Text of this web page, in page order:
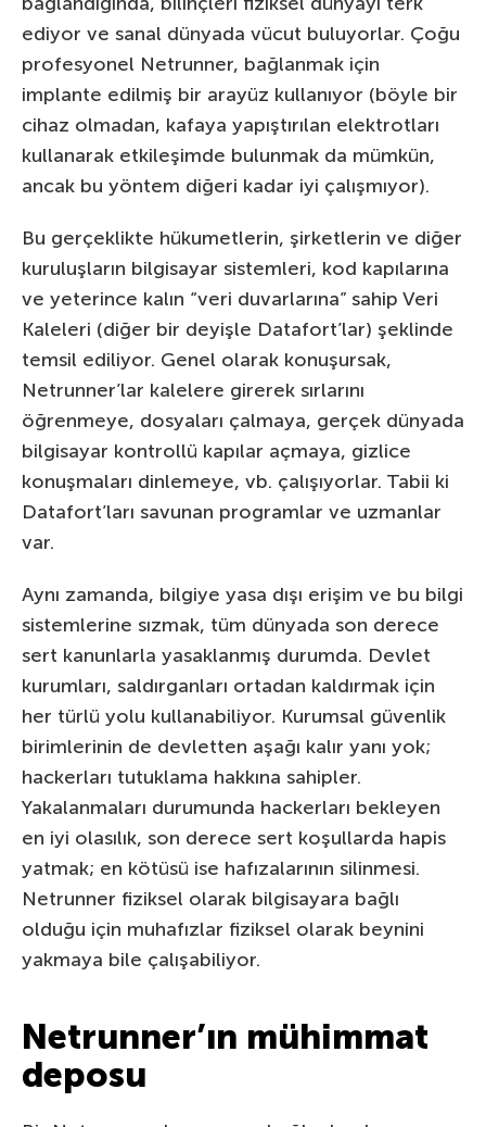
ediyor ve sanal dünyada vücut buluyorlar. Çoğu
profesyonel Netrunner, bağlanmak için
implante edilmiş bir arayüz kullanıyor (böyle bir
cihaz olmadan, kafaya yapıştırılan elektrotları
kullanarak etkileşimde bulunmak da mümkün,
ancak bu yöntem diğeri kadar iyi çalışmıyor).
Bu gerçeklikte hükumetlerin, şirketlerin ve diğer
kuruluşların bilgisayar sistemleri, kod kapılarına
ve yeterince kalın “veri duvarlarına” sahip Veri
Kaleleri (diğer bir deyişle Datafort’lar) şeklinde
temsil ediliyor. Genel olarak konuşursak,
Netrunner’lar kalelere girerek sırlarını
öğrenmeye, dosyaları çalmaya, gerçek dünyada
bilgisayar kontrollü kapılar açmaya, gizlice
konuşmaları dinlemeye, vb. çalışıyorlar. Tabii ki
Datafort’ları savunan programlar ve uzmanlar
var.
Aynı zamanda, bilgiye yasa dışı erişim ve bu bilgi
sistemlerine sızmak, tüm dünyada son derece
sert kanunlarla yasaklanmış durumda. Devlet
kurumları, saldırganları ortadan kaldırmak için
her türlü yolu kullanabiliyor. Kurumsal güvenlik
birimlerinin de devletten aşağı kalır yanı yok;
hackerları tutuklama hakkına sahipler.
Yakalanmaları durumunda hackerları bekleyen
en iyi olasılık, son derece sert koşullarda hapis
yatmak; en kötüsü ise hafızalarının silinmesi.
Netrunner fiziksel olarak bilgisayara bağlı
olduğu için muhafızlar fiziksel olarak beynini
yakmaya bile çalışabiliyor.
Netrunner’ın mühimmat
deposu